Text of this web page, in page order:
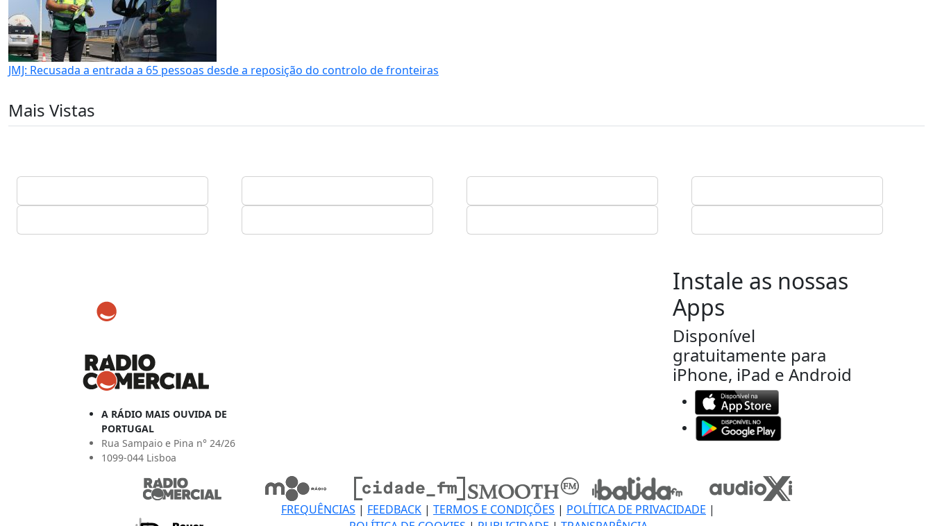
JMJ: Recusada a entrada a 65 pessoas desde a reposição do controlo de fronteiras
Mais Vistas
A RÁDIO MAIS OUVIDA DE
PORTUGAL
Rua Sampaio e Pina n° 24/26
1099-044 Lisboa
Instale as nossas
Apps
Disponível
gratuitamente para
iPhone, iPad e Android
FREQUÊNCIAS | FEEDBACK | TERMOS E CONDIÇÕES | POLÍTICA DE PRIVACIDADE |